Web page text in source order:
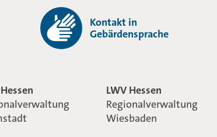
Kontakt in
Gebärdensprache
LWV Hessen
Regionalverwaltung
Wiesbaden